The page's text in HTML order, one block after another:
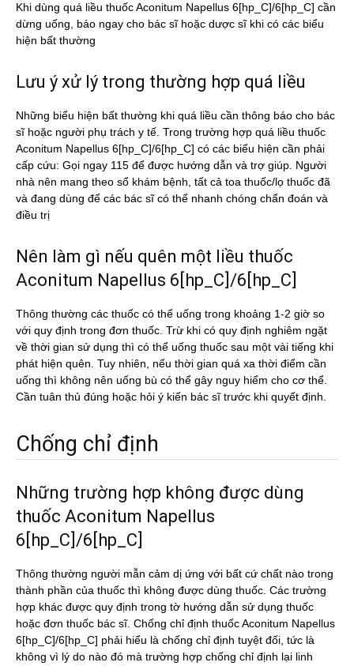
Khi dùng quá liều thuốc Aconitum Napellus 6[hp_C]/6[hp_C] cần
dừng uống, báo ngay cho bác sĩ hoặc dược sĩ khi có các biểu
hiện bất thường
Lưu ý xử lý trong thường hợp quá liều
Những biểu hiện bất thường khi quá liều cần thông báo cho bác
sĩ hoặc người phụ trách y tế. Trong trường hợp quá liều thuốc
Aconitum Napellus 6[hp_C]/6[hp_C] có các biểu hiện cần phải
cấp cứu: Gọi ngay 115 để được hướng dẫn và trợ giúp. Người
nhà nên mang theo sổ khám bệnh, tất cả toa thuốc/lọ thuốc đã
và đang dùng để các bác sĩ có thể nhanh chóng chẩn đoán và
điều trị
Nên làm gì nếu quên một liều thuốc
Aconitum Napellus 6[hp_C]/6[hp_C]
Thông thường các thuốc có thể uống trong khoảng 1-2 giờ so
với quy định trong đơn thuốc. Trừ khi có quy định nghiêm ngặt
về thời gian sử dụng thì có thể uống thuốc sau một vài tiếng khi
phát hiện quên. Tuy nhiên, nếu thời gian quá xa thời điểm cần
uống thì không nên uống bù có thể gây nguy hiểm cho cơ thể.
Cần tuân thủ đúng hoặc hỏi ý kiến bác sĩ trước khi quyết định.
Chống chỉ định
Những trường hợp không được dùng
thuốc Aconitum Napellus
6[hp_C]/6[hp_C]
Thông thường người mẫn cảm dị ứng với bất cứ chất nào trong
thành phần của thuốc thì không được dùng thuốc. Các trường
hợp khác được quy định trong tờ hướng dẫn sử dụng thuốc
hoặc đơn thuốc bác sĩ. Chống chỉ định thuốc Aconitum Napellus
6[hp_C]/6[hp_C] phải hiểu là chống chỉ định tuyệt đối, tức là
không vì lý do nào đó mà trường hợp chống chỉ định lại linh